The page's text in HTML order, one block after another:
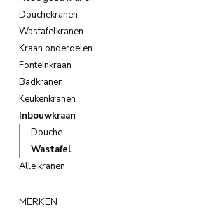
Douchekranen
Wastafelkranen
Kraan onderdelen
Fonteinkraan
Badkranen
Keukenkranen
Inbouwkraan
Douche
Wastafel
Alle kranen
MERKEN